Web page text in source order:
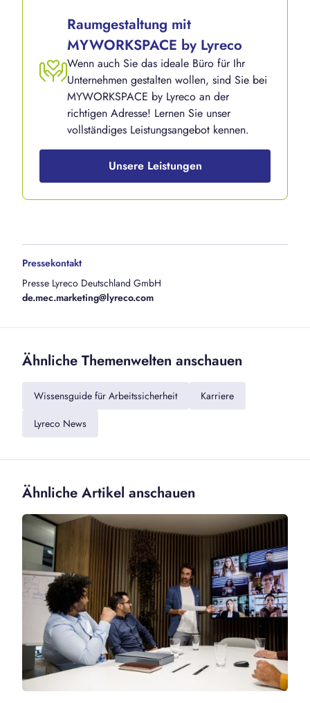
Raumgestaltung mit
MYWORKSPACE by Lyreco
Wenn auch Sie das ideale Büro für Ihr
Unternehmen gestalten wollen, sind Sie bei
MYWORKSPACE by Lyreco an der
richtigen Adresse! Lernen Sie unser
vollständiges Leistungsangebot kennen.
Unsere Leistungen
Pressekontakt
Presse Lyreco Deutschland GmbH
de.mec.marketing@lyreco.com
Ähnliche Themenwelten anschauen
Wissensguide für Arbeitssicherheit
Karriere
Lyreco News
Ähnliche Artikel anschauen